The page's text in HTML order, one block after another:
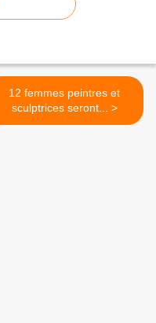
12 femmes peintres et
sculptrices seront... >